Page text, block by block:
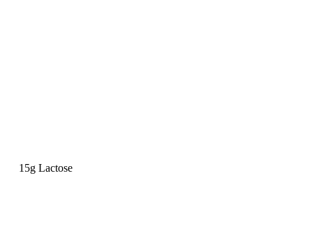
15g Lactose